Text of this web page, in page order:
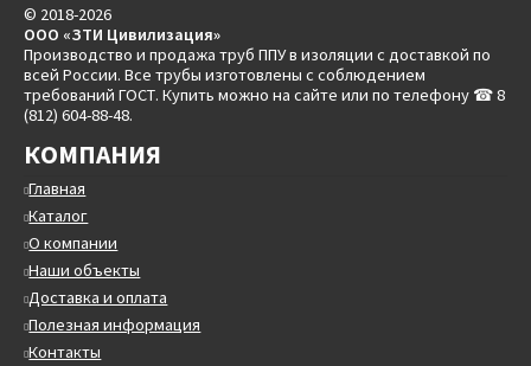
© 2018-2026
ООО «ЗТИ Цивилизация»
Производство и продажа труб ППУ в изоляции с доставкой по
всей России. Все трубы изготовлены с соблюдением
требований ГОСТ. Купить можно на сайте или по телефону ☎ 8
(812) 604-88-48.
КОМПАНИЯ
Главная
Каталог
О компании
Наши объекты
Доставка и оплата
Полезная информация
Контакты